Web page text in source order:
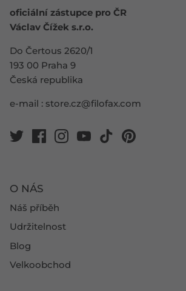
oficiální zástupce pro ČR
Václav Čížek s.r.o.
Do Čertous 2620/1
193 00 Praha 9
Česká republika
e-mail : store.cz@filofax.com
O NÁS
Náš příběh
Udržitelnost
Blog
Velkoobchod